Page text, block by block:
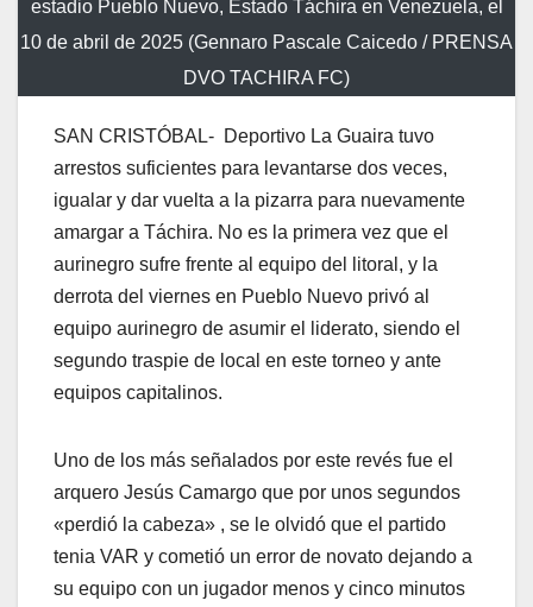
estadio Pueblo Nuevo, Estado Táchira en Venezuela, el
10 de abril de 2025 (Gennaro Pascale Caicedo / PRENSA
DVO TACHIRA FC)
SAN CRISTÓBAL- Deportivo La Guaira tuvo
arrestos suficientes para levantarse dos veces,
igualar y dar vuelta a la pizarra para nuevamente
amargar a Táchira. No es la primera vez que el
aurinegro sufre frente al equipo del litoral, y la
derrota del viernes en Pueblo Nuevo privó al
equipo aurinegro de asumir el liderato, siendo el
segundo traspie de local en este torneo y ante
equipos capitalinos.
Uno de los más señalados por este revés fue el
arquero Jesús Camargo que por unos segundos
«perdió la cabeza» , se le olvidó que el partido
tenia VAR y cometió un error de novato dejando a
su equipo con un jugador menos y cinco minutos